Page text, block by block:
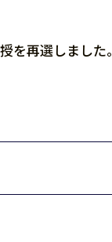
を再選しました。